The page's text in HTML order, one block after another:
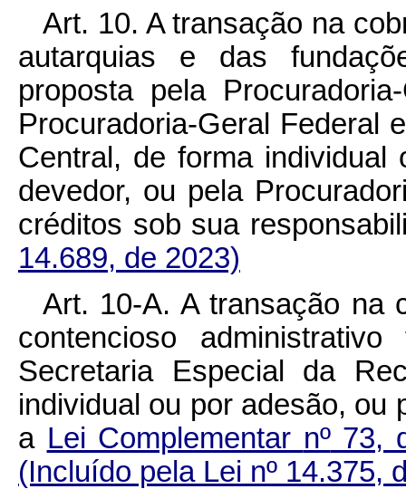
Art. 10. A transação na
autarquias e das
proposta pela
Procuradoria-Geral Federal
Central, de forma
devedor, ou pela
créditos sob sua
14.689, de 2023)
Art. 10-A. A transação na
contencioso
Secretaria Especial da
individual ou por adesão, ou
a Lei Complementar nº73,
(Incluído pela Lei nº 14.375,